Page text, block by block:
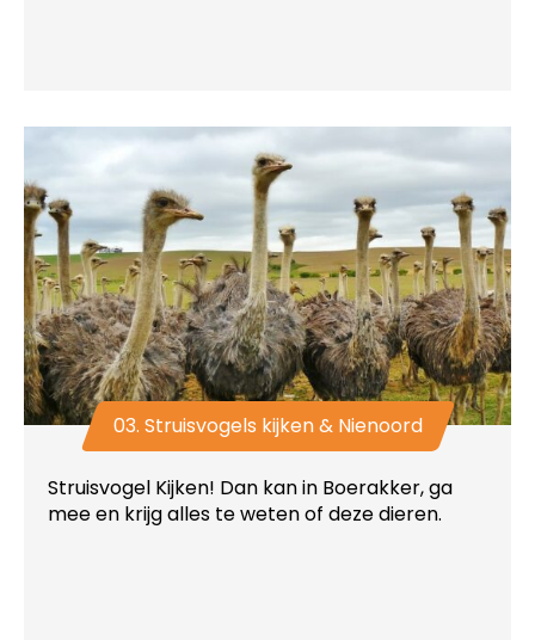
03. Struisvogels kijken & Nienoord
Struisvogel Kijken! Dan kan in Boerakker, ga
mee en krijg alles te weten of deze dieren.